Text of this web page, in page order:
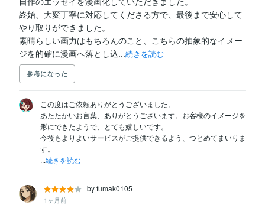
終始、大変丁寧に対応してくださる方で、最後まで安心して
やり取りができました。
素晴らしい画力はもちろんのこと、こちらの抽象的なイメー
ジを的確に漫画へ落とし込...続きを読む
参考になった
この度はご依頼ありがとうございました。
あたたかいお言葉、ありがとうございます。お客様のイメージを
形にできたようで、とても嬉しいです。
今後もよりよいサービスがご提供できるよう、つとめてまいりま
す。
...続きを読む
by fumak0105
1ヶ月前